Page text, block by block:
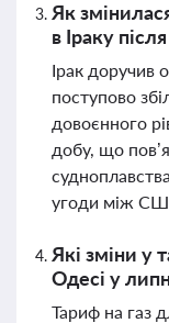
Як
в Іраку
Ірак доручив
поступово
довоєнного
добу, що
угоди між
Які зміни у
Одесі у
Тариф на газ